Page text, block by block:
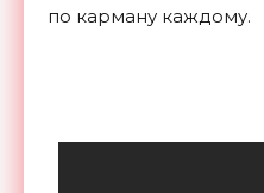
по карману каждому.